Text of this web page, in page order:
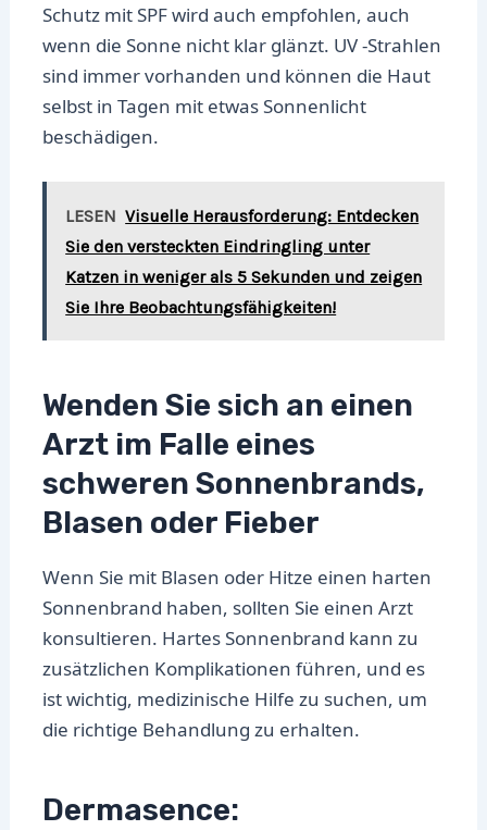
Schutz mit SPF wird auch empfohlen, auch
wenn die Sonne nicht klar glänzt. UV -Strahlen
sind immer vorhanden und können die Haut
selbst in Tagen mit etwas Sonnenlicht
beschädigen.
LESEN Visuelle Herausforderung: Entdecken
Sie den versteckten Eindringling unter
Katzen in weniger als 5 Sekunden und zeigen
Sie Ihre Beobachtungsfähigkeiten!
Wenden Sie sich an einen
Arzt im Falle eines
schweren Sonnenbrands,
Blasen oder Fieber
Wenn Sie mit Blasen oder Hitze einen harten
Sonnenbrand haben, sollten Sie einen Arzt
konsultieren. Hartes Sonnenbrand kann zu
zusätzlichen Komplikationen führen, und es
ist wichtig, medizinische Hilfe zu suchen, um
die richtige Behandlung zu erhalten.
Dermasence: